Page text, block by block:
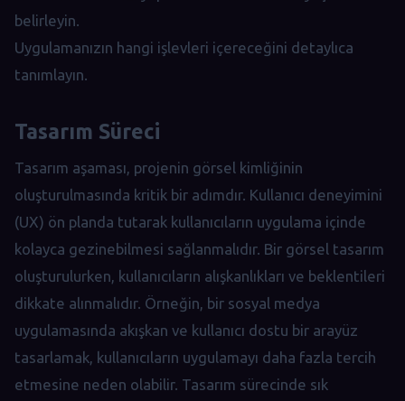
belirleyin.
Uygulamanızın hangi işlevleri içereceğini detaylıca
tanımlayın.
Tasarım Süreci
Tasarım aşaması, projenin görsel kimliğinin
oluşturulmasında kritik bir adımdır. Kullanıcı deneyimini
(UX) ön planda tutarak kullanıcıların uygulama içinde
kolayca gezinebilmesi sağlanmalıdır. Bir görsel tasarım
oluşturulurken, kullanıcıların alışkanlıkları ve beklentileri
dikkate alınmalıdır. Örneğin, bir sosyal medya
uygulamasında akışkan ve kullanıcı dostu bir arayüz
tasarlamak, kullanıcıların uygulamayı daha fazla tercih
etmesine neden olabilir. Tasarım sürecinde sık